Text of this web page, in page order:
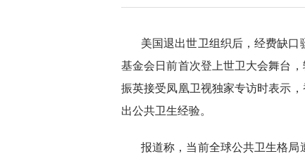
美国退出世卫组织后，经费缺
基金会日前首次登上世卫大会舞台
振英接受凤凰卫视独家专访时表示
出公共卫生经验。
报道称，当前全球公共卫生格